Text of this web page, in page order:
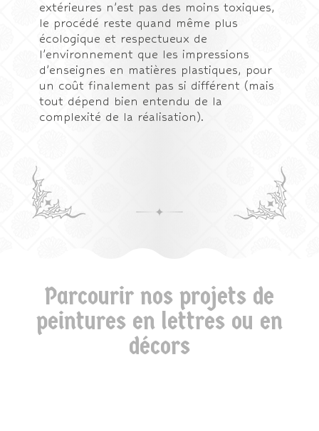
extérieures n’est pas des moins toxiques,
le procédé reste quand même plus
écologique et respectueux de
l’environnement que les impressions
d’enseignes en matières plastiques, pour
un coût finalement pas si différent (mais
tout dépend bien entendu de la
complexité de la réalisation).
Parcourir nos projets de
peintures en lettres ou en
décors